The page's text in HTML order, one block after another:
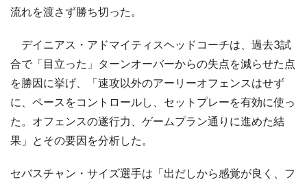
流れを渡さず勝ち切った。
デイニアス・アドマイティスヘッドコーチは、過去3試
合で「目立った」ターンオーバーからの失点を減らせた点
を勝因に挙げ、「速攻以外のアーリーオフェンスはせず
に、ペースをコントロールし、セットプレーを有効に使っ
た。オフェンスの遂行力、ゲームプラン通りに進めた結
果」とその要因を分析した。
セバスチャン・サイズ選手は「出だしから感覚が良く、フ